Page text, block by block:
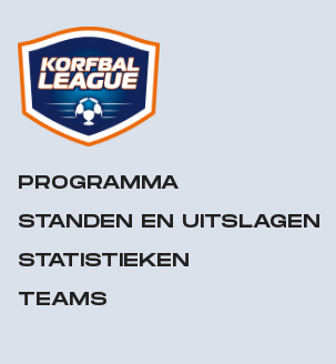
PROGRAMMA
STANDEN EN UITSLAGEN
STATISTIEKEN
TEAMS